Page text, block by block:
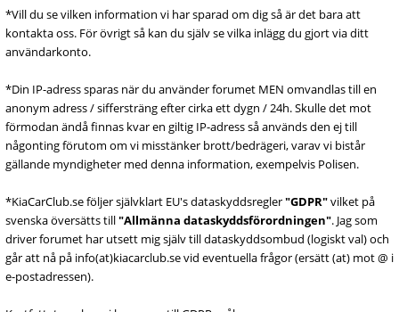
*Vill du se vilken information vi har sparad om dig så är det bara att
kontakta oss. För övrigt så kan du själv se vilka inlägg du gjort via ditt
användarkonto.
*Din IP-adress sparas när du använder forumet MEN omvandlas till en
anonym adress / siffersträng efter cirka ett dygn / 24h. Skulle det mot
förmodan ändå finnas kvar en giltig IP-adress så används den ej till
någonting förutom om vi misstänker brott/bedrägeri, varav vi bistår
gällande myndigheter med denna information, exempelvis Polisen.
*KiaCarClub.se följer självklart EU's dataskyddsregler"GDPR"vilket på
svenska översätts till"Allmänna dataskyddsförordningen". Jag som
driver forumet har utsett mig själv till dataskyddsombud (logiskt val) och
går att nå på info(at)kiacarclub.se vid eventuella frågor (ersätt (at) mot @ i
e-postadressen).